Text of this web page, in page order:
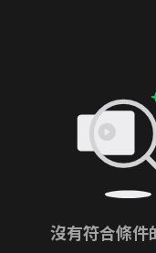
沒有符合條件